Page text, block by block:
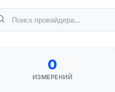
0
ИЗМЕРЕНИЙ